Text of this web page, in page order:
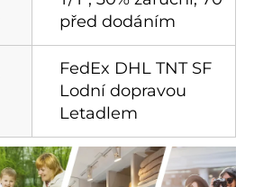
před dodáním
FedEx DHL TNT SF
Lodní dopravou
Letadlem